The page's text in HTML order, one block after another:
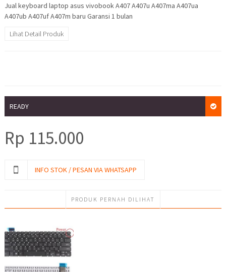
Jual keyboard laptop asus vivobook A407 A407u A407ma A407ua
A407ub A407uf A407m baru Garansi 1 bulan
Lihat Detail Produk
READY
Rp 115.000
INFO STOK / PESAN VIA WHATSAPP
PRODUK PERNAH DILIHAT